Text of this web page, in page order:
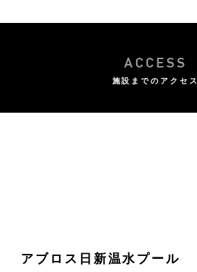
ACCESS
施設までのアクセス
アブロス日新温水プール